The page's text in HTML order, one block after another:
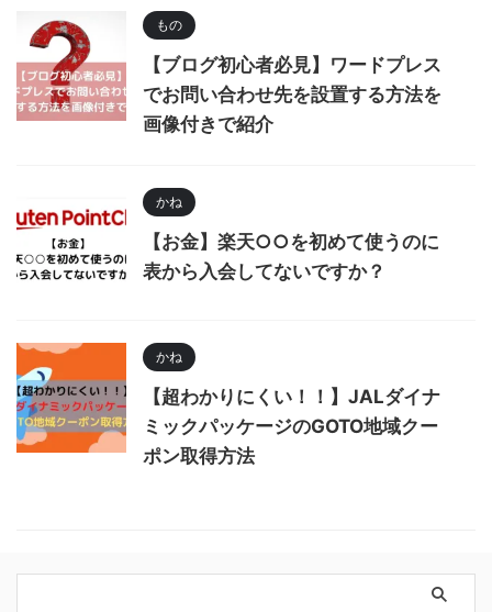
もの
【ブログ初心者必見】ワードプレス
でお問い合わせ先を設置する方法を
画像付きで紹介
かね
【お金】楽天○○を初めて使うのに
表から入会してないですか？
かね
【超わかりにくい！！】JALダイナ
ミックパッケージのGOTO地域クー
ポン取得方法